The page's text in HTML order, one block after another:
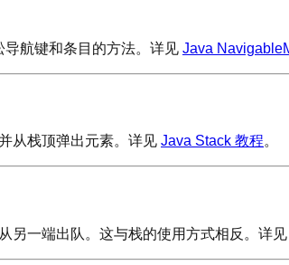
航键和条目的方法。详见 Java
从栈顶弹出元素。详见 Java Stack 教程。
另一端出队。这与栈的使用方式相反。详见